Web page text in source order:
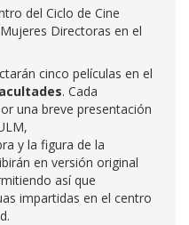
del Ciclo de Cine
Directoras en el
cinco películas en el
. Cada
una breve presentación
y la figura de la
en versión original
así que
impartidas en el centro